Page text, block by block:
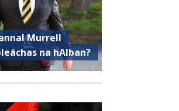
Murrell
na hAlban?